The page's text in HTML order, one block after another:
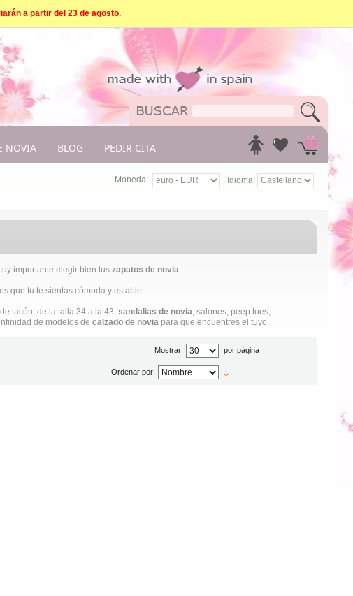
a partir del 23 de agosto.
NOVIA BLOG PEDIR CITA
Idioma:
Moneda:
importante elegir bien tus zapatos de novia.
que tu te sientas cómoda y estable.
tacón, de la talla 34 a la 43, sandalias de novia, salones, peep toes,
de modelos de calzado de noviapara que encuentres el tuyo.
Mostrar por página
Ordenar por